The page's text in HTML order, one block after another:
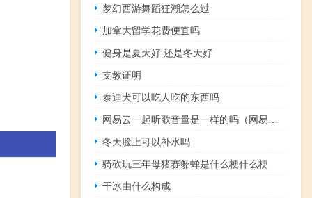
梦幻西游舞蹈狂潮怎么过
加拿大留学花费便宜吗
健身是夏天好 还是冬天好
支教证明
泰迪犬可以吃人吃的东西吗
网易云一起听歌音量是一样的吗（网易云一起听歌）
冬天脸上可以补水吗
骑砍玩三年母猪赛貂蝉是什么梗什么梗
干冰由什么构成